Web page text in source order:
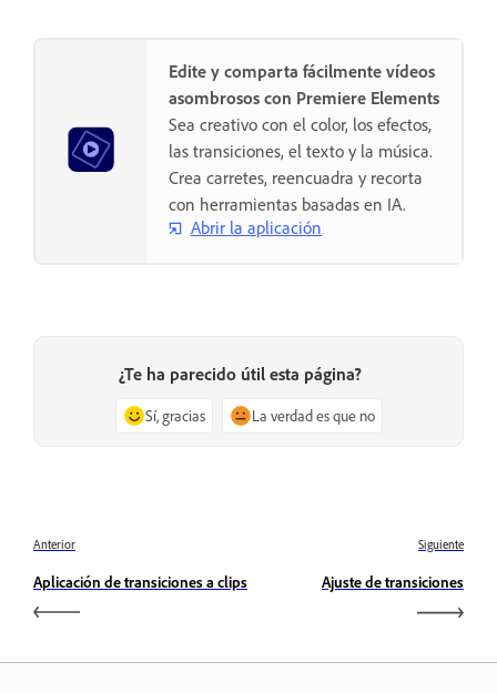
Edite y comparta fácilmente vídeos
asombrosos con Premiere Elements
Sea creativo con el color, los efectos,
las transiciones, el texto y la música.
Crea carretes, reencuadra y recorta
con herramientas basadas en IA.
Abrir la aplicación
¿Te ha parecido útil esta página?
Sí, gracias La verdad es que no
Anterior
Aplicación de transiciones a clips
Siguiente
Ajuste de transiciones